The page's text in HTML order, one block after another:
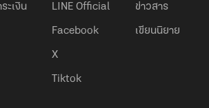
ะเงิน LINE Official
Facebook
X
Tiktok
ข่าวสาร
เขียนนิยาย